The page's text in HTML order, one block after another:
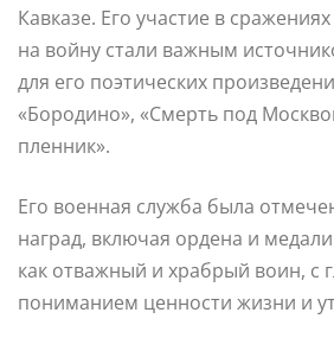
Кавказе. Его участие в
на войну стали важным
для его поэтических
«Бородино», «Смерть под
пленник».
Его военная служба была
наград, включая ордена и
как отважный и храбрый воин, с
пониманием ценности жизни и